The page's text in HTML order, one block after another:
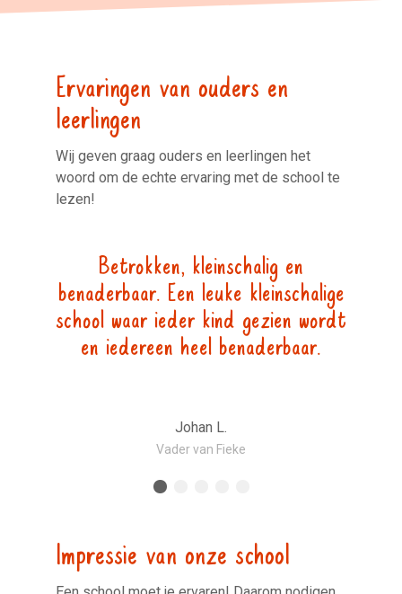
Ervaringen van ouders en
leerlingen
Wij geven graag ouders en leerlingen het
woord om de echte ervaring met de school te
lezen!
Betrokken, kleinschalig en
benaderbaar. Een leuke kleinschalige
school waar ieder kind gezien wordt
en iedereen heel benaderbaar.
Johan L.
Vader van Fieke
Impressie van onze school